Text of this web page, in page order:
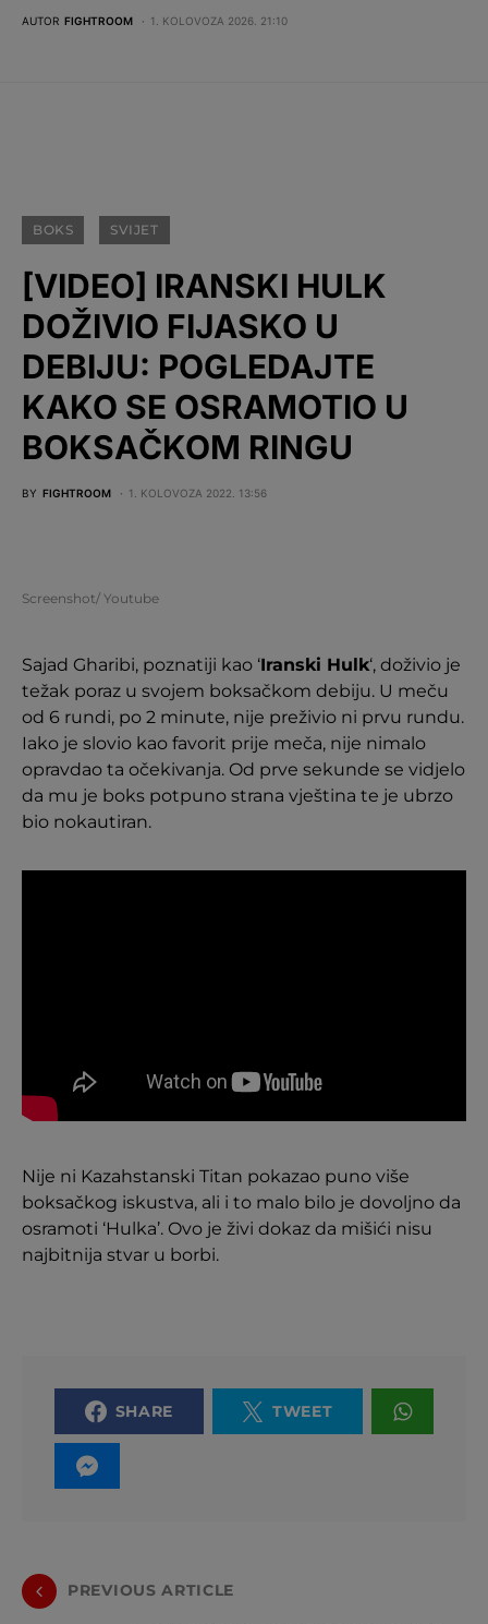
AUTOR FIGHTROOM 1. KOLOVOZA 2026. 21:10
BOKS SVIJET
[VIDEO] IRANSKI HULK
DOŽIVIO FIJASKO U
DEBIJU: POGLEDAJTE
KAKO SE OSRAMOTIO U
BOKSAČKOM RINGU
BY FIGHTROOM 1. KOLOVOZA 2022. 13:56
Screenshot/ Youtube
Sajad Gharibi, poznatiji kao ‘Iranski Hulk‘, doživio je
težak poraz u svojem boksačkom debiju. U meču
od 6 rundi, po 2 minute, nije preživio ni prvu rundu.
Iako je slovio kao favorit prije meča, nije nimalo
opravdao ta očekivanja. Od prve sekunde se vidjelo
da mu je boks potpuno strana vještina te je ubrzo
bio nokautiran.
Nije ni Kazahstanski Titan pokazao puno više
boksačkog iskustva, ali i to malo bilo je dovoljno da
osramoti ‘Hulka’. Ovo je živi dokaz da mišići nisu
najbitnija stvar u borbi.
SHARE TWEET
PREVIOUS ARTICLE